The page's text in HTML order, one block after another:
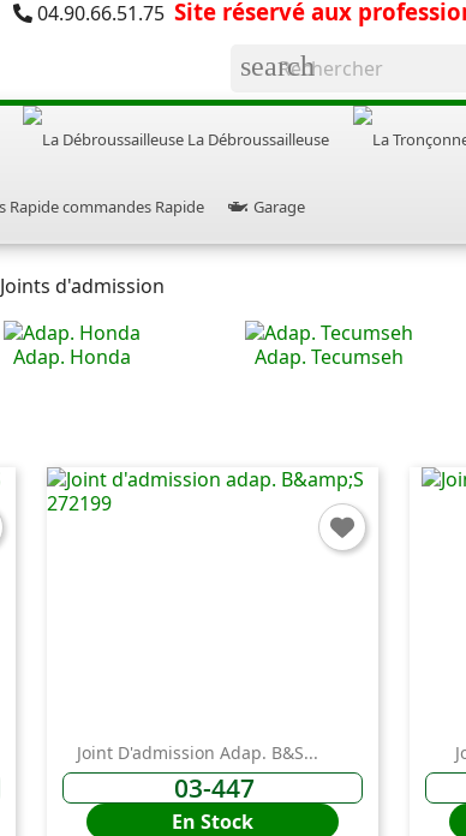
04.90.66.51.75 Site réservé aux
search
La Débroussailleuse
commandes Rapide Garage
Joints d'admission
Adap. Honda Adap. Tecumseh
Joint D'admission Adap. B&S...
03-447
En Stock